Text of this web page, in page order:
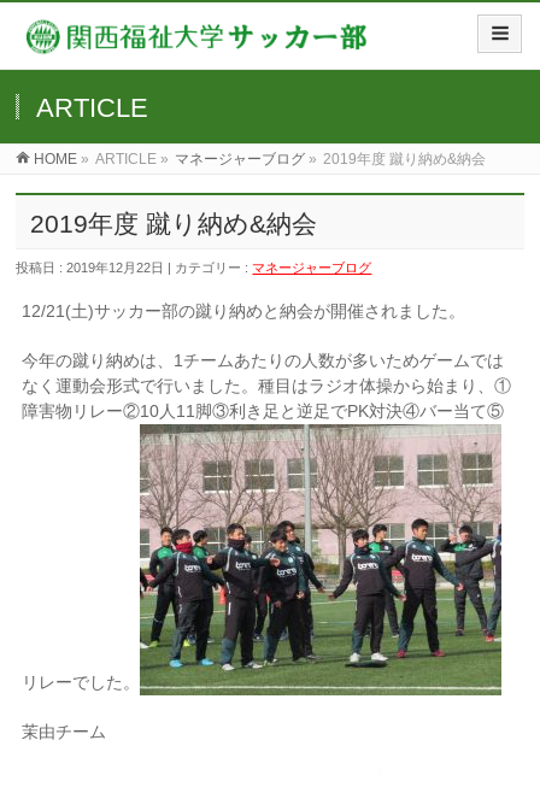
ARTICLE
HOME » ARTICLE » マネージャーブログ » 2019年度 蹴り納め&納会
2019年度 蹴り納め&納会
投稿日 : 2019年12月22日 | カテゴリー :マネージャーブログ
12/21(土)サッカー部の蹴り納めと納会が開催されました。
今年の蹴り納めは、 1 チームあたりの人数が多いためゲームでは
なく運動会形式で行いました。種目はラジオ体操から始まり、①
障害物リレー②10人 11 脚③利き足と逆足でPK対決④バー当て⑤
リレーでした。
茉由チーム